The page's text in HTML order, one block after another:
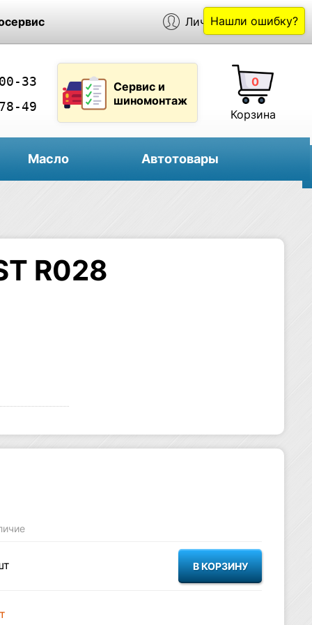
Личный кабинет
33
49
Сервис и
шиномонтаж
0
Корзина
Масло Автотовары
R028
Нашли ошибку?